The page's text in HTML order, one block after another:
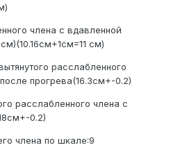
члена с вдавленной
см)
расслабленного
прогрева(16.3см+-0.2)
расслабленного члена с
0.2)
члена по шкале:9